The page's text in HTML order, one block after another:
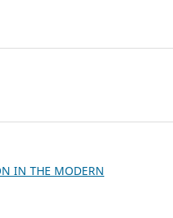
IN THE MODERN